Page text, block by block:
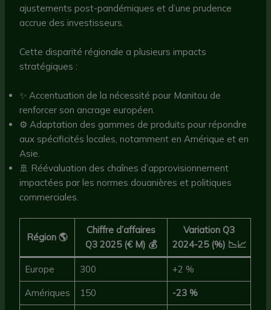
ajustements post-pandémiques et d’une prudence
accrue des investisseurs.
Cette disparité régionale a plusieurs impacts
stratégiques :
✨ Accentuation de la nécessité pour Manitou de
renforcer son ancrage européen.
⚙️ Adaptation des gammes de produits pour répondre
aux spécificités locales, notamment en Amérique et en
Asie.
🚢 Réévaluation des chaînes d’approvisionnement
impactées par les normes douanières et politiques
commerciales.
Région 🌎
Chiffre d’affaires
Q3 2025 (€ M) 💰
Variation Q3
2024-25 (%) 📉📈
Europe 300 +2 %
Amériques 150 -23 %